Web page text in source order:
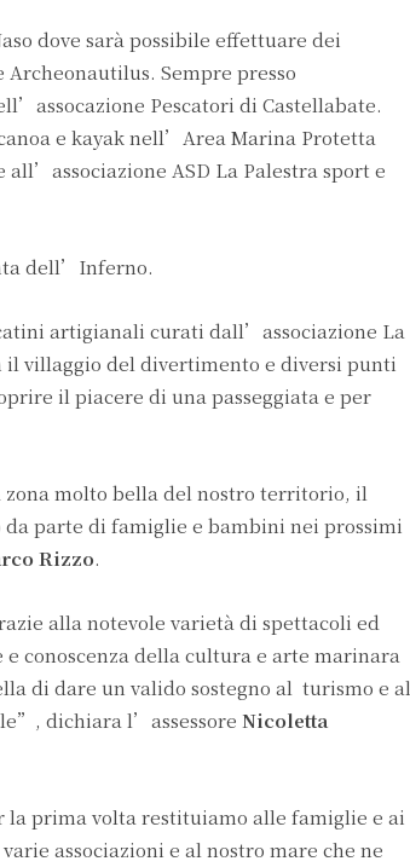
dove sarà possibile effettuare dei
Sempre presso
Pescatori di Castellabate.
e kayak nell’Area Marina Protetta
ASD La Palestra sport e
dell’Inferno.
artigianali curati dall’associazione La
il villaggio del divertimento e diversi punti
il piacere di una passeggiata e per
zona molto bella del nostro territorio, il
parte di famiglie e bambini nei prossimi
Rizzo.
alla notevole varietà di spettacoli ed
conoscenza della cultura e arte marinara
di dare un valido sostegno al turismo e al
dichiara l’assessore Nicoletta
la prima volta restituiamo alle famiglie e ai
associazioni e al nostro mare che ne